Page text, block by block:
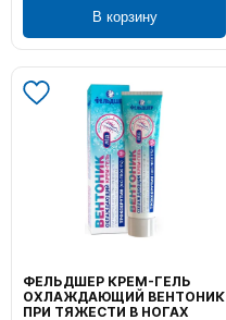
В корзину
ФЕЛЬДШЕР КРЕМ-ГЕЛЬ
ОХЛАЖДАЮЩИЙ ВЕНТОНИК
ПРИ ТЯЖЕСТИ В НОГАХ